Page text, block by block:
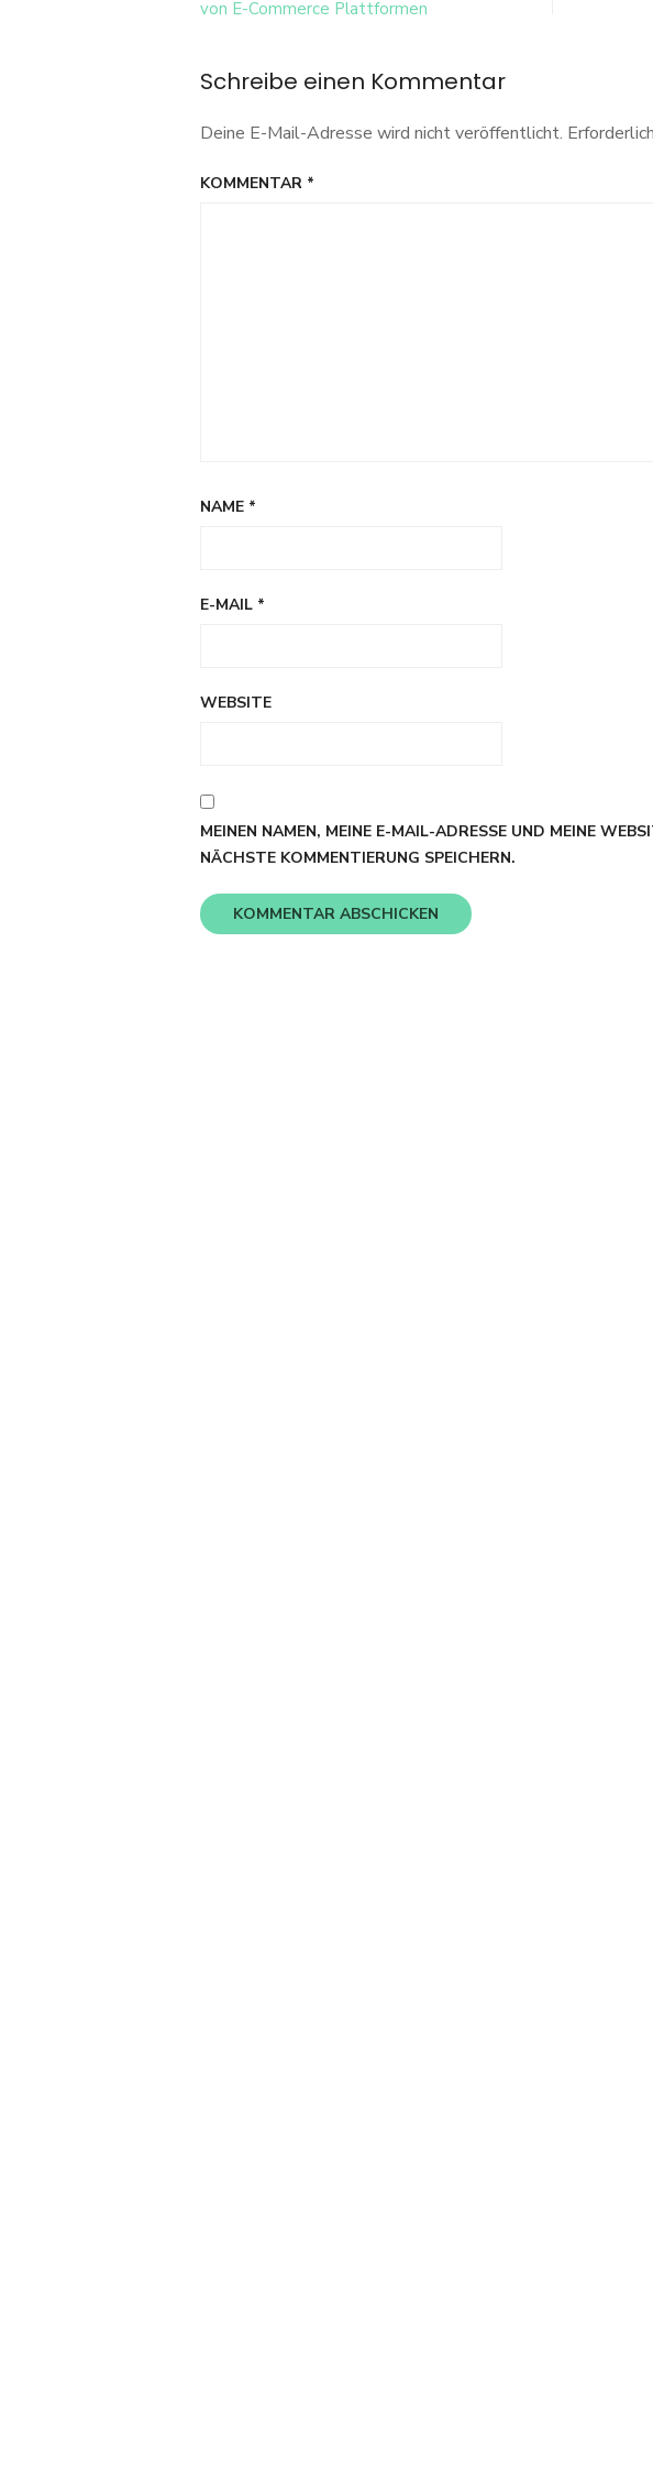
Navigation
von E-Commerce Plattformen
Schreibe einen Kommentar
Deine E-Mail-Adresse wird nicht veröffentlicht.
KOMMENTAR *
NAME *
E-MAIL *
WEBSITE
MEINEN NAMEN, MEINE E-MAIL-ADRESSE UND MEINE
NÄCHSTE KOMMENTIERUNG SPEICHERN.